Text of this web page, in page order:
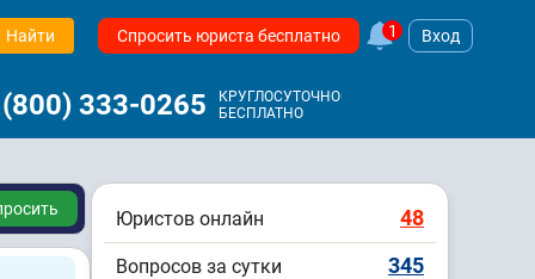
Найти Спросить юриста бесплатно 1 Вход
333-0265
КРУГЛОСУТОЧНО
БЕСПЛАТНО
Юристов онлайн 48
Вопросов за сутки 345